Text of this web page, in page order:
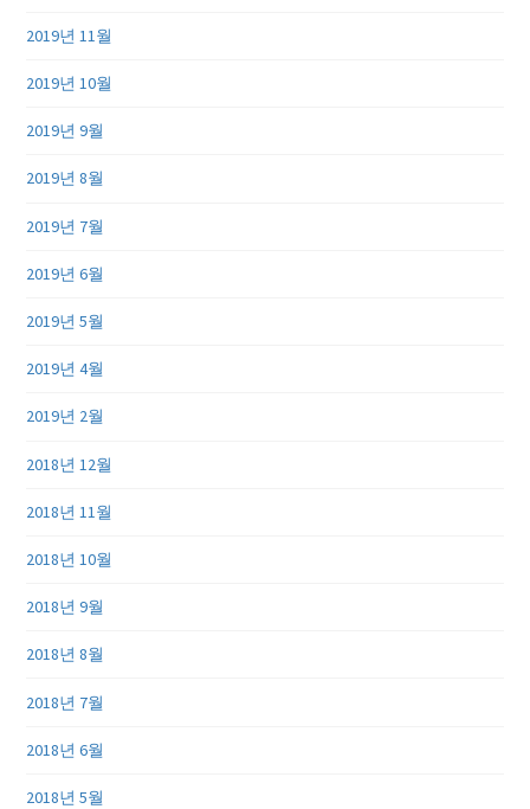
2019년 11월
2019년 10월
2019년 9월
2019년 8월
2019년 7월
2019년 6월
2019년 5월
2019년 4월
2019년 2월
2018년 12월
2018년 11월
2018년 10월
2018년 9월
2018년 8월
2018년 7월
2018년 6월
2018년 5월